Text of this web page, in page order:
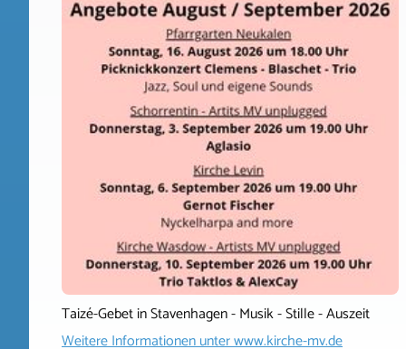
Taizé-Gebet in Stavenhagen - Musik - Stille - Auszeit
Weitere Informationen unterwww.kirche-mv.de